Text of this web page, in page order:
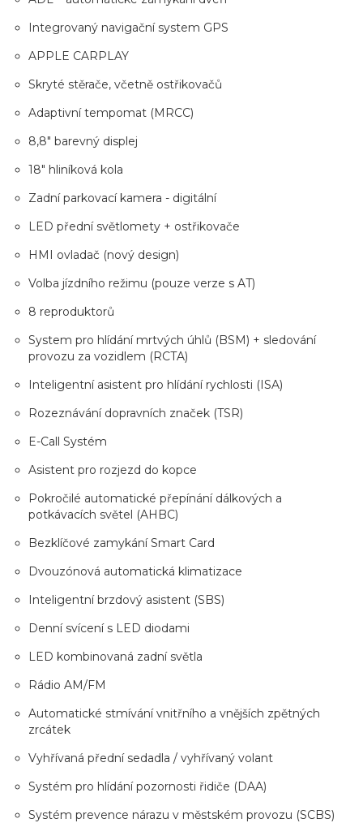
Integrovaný navigační system GPS
APPLE CARPLAY
Skryté stěrače, včetně ostřikovačů
Adaptivní tempomat (MRCC)
8,8" barevný displej
18" hliníková kola
Zadní parkovací kamera - digitální
LED přední světlomety + ostřikovače
HMI ovladač (nový design)
Volba jízdního režimu (pouze verze s AT)
8 reproduktorů
System pro hlídání mrtvých úhlů (BSM) + sledování
provozu za vozidlem (RCTA)
Inteligentní asistent pro hlídání rychlosti (ISA)
Rozeznávání dopravních značek (TSR)
E-Call Systém
Asistent pro rozjezd do kopce
Pokročilé automatické přepínání dálkových a
potkávacích světel (AHBC)
Bezklíčové zamykání Smart Card
Dvouzónová automatická klimatizace
Inteligentní brzdový asistent (SBS)
Denní svícení s LED diodami
LED kombinovaná zadní světla
Rádio AM/FM
Automatické stmívání vnitřního a vnějších zpětných
zrcátek
Vyhřívaná přední sedadla / vyhřívaný volant
Systém pro hlídání pozornosti řidiče (DAA)
Systém prevence nárazu v městském provozu (SCBS)